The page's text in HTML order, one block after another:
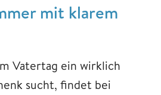
mit klarem
Vatertag ein wirklich
sucht, findet bei